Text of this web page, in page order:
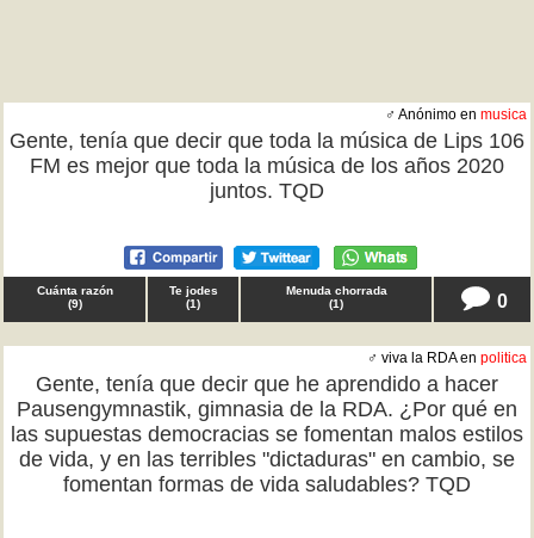
♂ Anónimo en musica
Gente, tenía que decir que toda la música de Lips 106
FM es mejor que toda la música de los años 2020
juntos. TQD
Cuánta razón
(9)
Te jodes
(1)
Menuda chorrada
(1) 0
♂ viva la RDA en politica
Gente, tenía que decir que he aprendido a hacer
Pausengymnastik, gimnasia de la RDA. ¿Por qué en
las supuestas democracias se fomentan malos estilos
de vida, y en las terribles "dictaduras" en cambio, se
fomentan formas de vida saludables? TQD